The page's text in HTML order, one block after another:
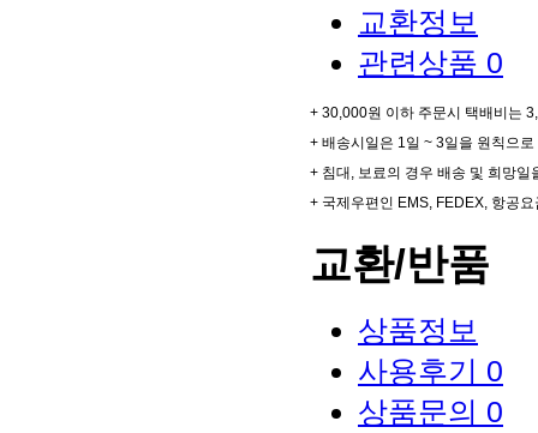
교환정보
관련상품 0
+ 30,000원 이하 주문시 택배비는
+ 배송시일은 1일 ~ 3일을 원칙으로
+ 침대, 보료의 경우 배송 및 희망
+ 국제우편인 EMS, FEDEX, 항공
교환/반품
상품정보
사용후기 0
상품문의 0